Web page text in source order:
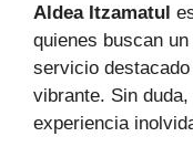
Aldea Itzamatul
quienes buscan
servicio
vibrante. Sin
experiencia